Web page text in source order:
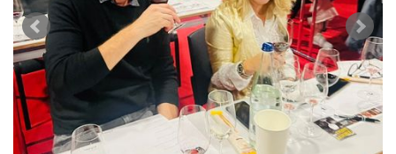
ABO
AUSGABE
ARCHIV
VORTEILSWELT
BÜCHER
WEINSZENE
PORTRAITS
VINOPHILES
ARCHIV
ANMELDEN
AWARDS
GEWINNSPIELE
VORTEILSWELT
TRINKREIFETABELLE